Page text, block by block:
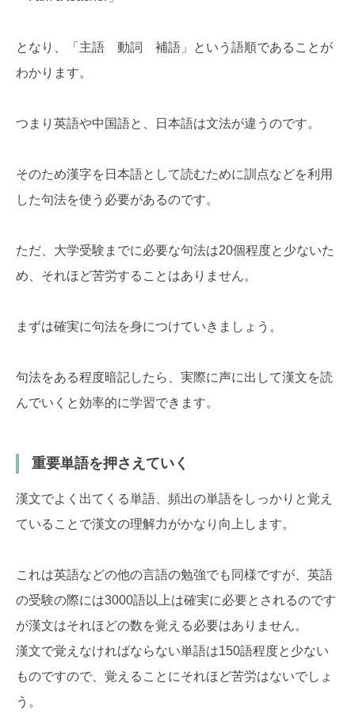
となり、「主語 動詞 補語」という語順であることが
わかります。
つまり英語や中国語と、日本語は文法が違うのです。
そのため漢字を日本語として読むために訓点などを利用
した句法を使う必要があるのです。
ただ、大学受験までに必要な句法は20個程度と少ないた
め、それほど苦労することはありません。
まずは確実に句法を身につけていきましょう。
句法をある程度暗記したら、実際に声に出して漢文を読
んでいくと効率的に学習できます。
重要単語を押さえていく
漢文でよく出てくる単語、頻出の単語をしっかりと覚え
ていることで漢文の理解力がかなり向上します。
これは英語などの他の言語の勉強でも同様ですが、英語
の受験の際には3000語以上は確実に必要とされるのです
が漢文はそれほどの数を覚える必要はありません。
漢文で覚えなければならない単語は150語程度と少ない
ものですので、覚えることにそれほど苦労はないでしょ
う。